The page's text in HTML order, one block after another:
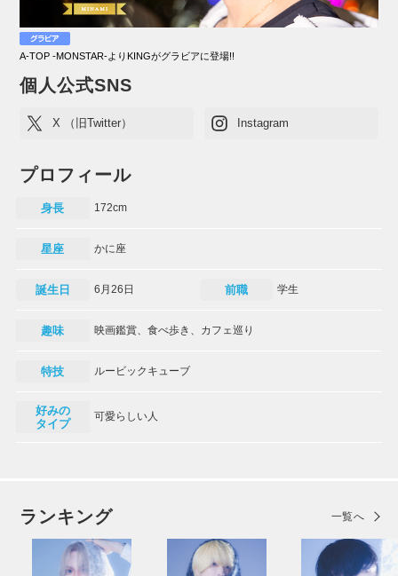
A-TOP -MONSTAR-よりKINGがグラビアに登場!!
個人公式SNS
X （旧Twitter） Instagram
プロフィール
身長 172cm
星座 かに座
誕生日 6月26日 前職 学生
趣味 映画鑑賞、食べ歩き、カフェ巡り
特技 ルービックキューブ
好みの
タイプ
可愛らしい人
ランキング 一覧へ